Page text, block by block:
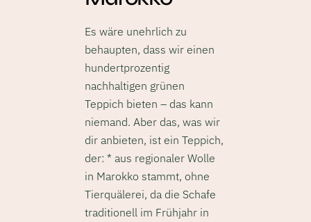
Es wäre unehrlich zu
behaupten, dass wir einen
hundertprozentig
nachhaltigen grünen
Teppich bieten – das kann
niemand. Aber das, was wir
dir anbieten, ist ein Teppich,
der: * aus regionaler Wolle
in Marokko stammt, ohne
Tierquälerei, da die Schafe
traditionell im Frühjahr in